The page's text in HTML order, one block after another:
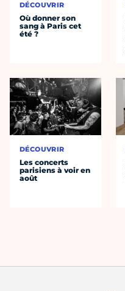
DÉCOUVRIR
Où donner son
sang à Paris cet
été ?
DÉCOUVRIR
Les concerts
parisiens à voir en
août